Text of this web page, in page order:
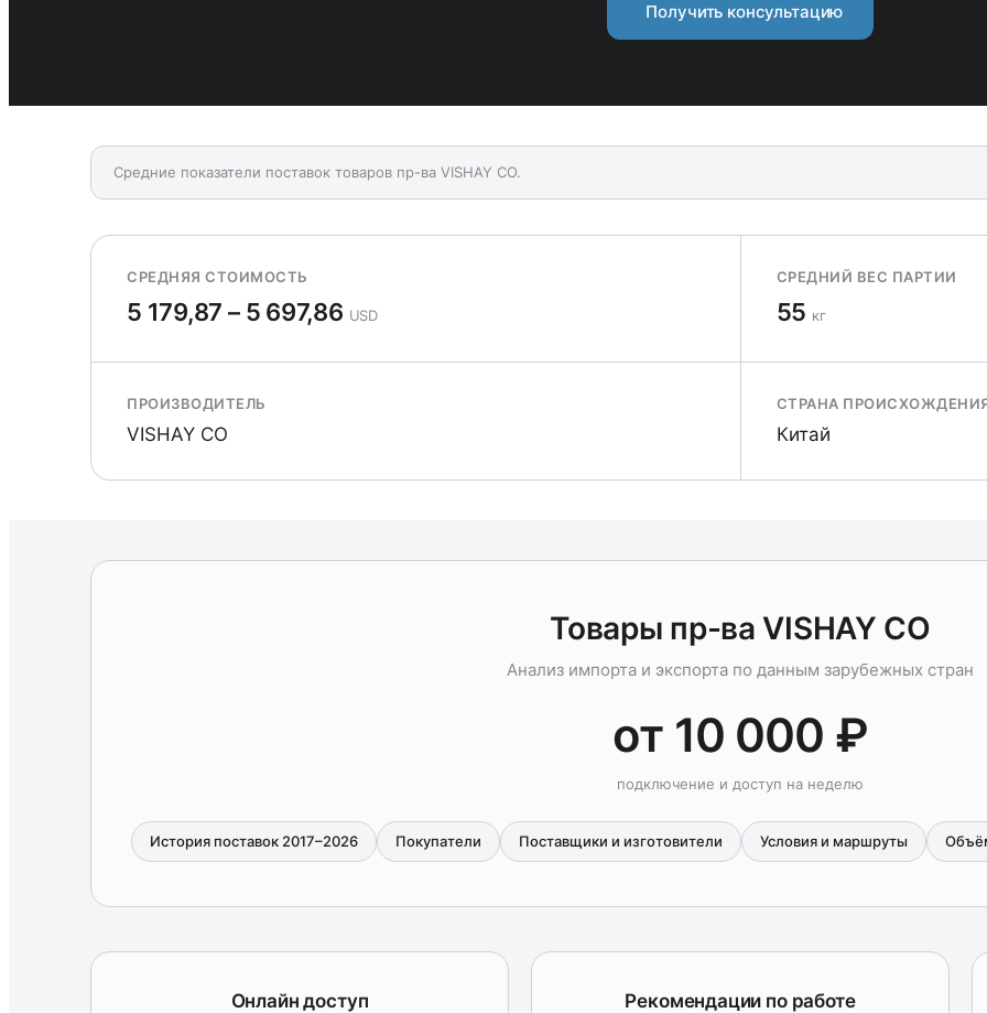
Получить консультацию
Средние показатели поставок товаров пр-ва VISHAY CO.
СРЕДНЯЯ СТОИМОСТЬ
5 179,87 – 5 697,86 USD
СРЕДНИЙ ВЕС ПАРТИИ
55 кг
ПРОИЗВОДИТЕЛЬ
VISHAY CO
СТРАНА
Китай
Товары пр-ва VISHAY CO
Анализ импорта и экспорта по данным зарубежных стран
от 10 000 ₽
подключение и доступ на неделю
История поставок 2017–2026 Покупатели Поставщики и изготовители Условия и маршруты
Онлайн доступ Рекомендации по работе